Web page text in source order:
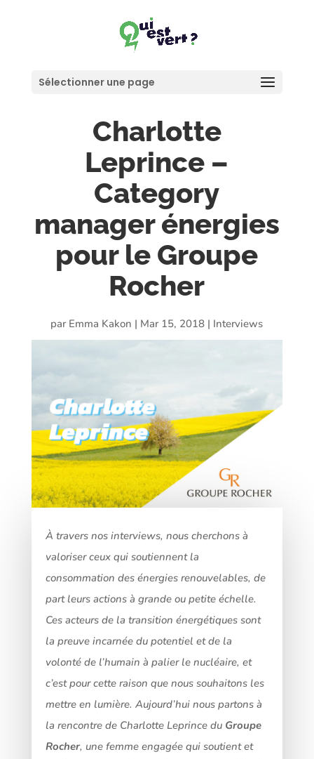
Sélectionner une page
Charlotte
Leprince –
Category
manager énergies
pour le Groupe
Rocher
par Emma Kakon | Mar 15, 2018 | Interviews
À travers nos interviews, nous cherchons à
valoriser ceux qui soutiennent la
consommation des énergies renouvelables, de
part leurs actions à grande ou petite échelle.
Ces acteurs de la transition énergétiques sont
la preuve incarnée du potentiel et de la
volonté de l’humain à palier le nucléaire, et
c’est pour cette raison que nous souhaitons les
mettre en lumière. Aujourd’hui nous partons à
la rencontre de Charlotte Leprince du Groupe
Rocher, une femme engagée qui soutient et